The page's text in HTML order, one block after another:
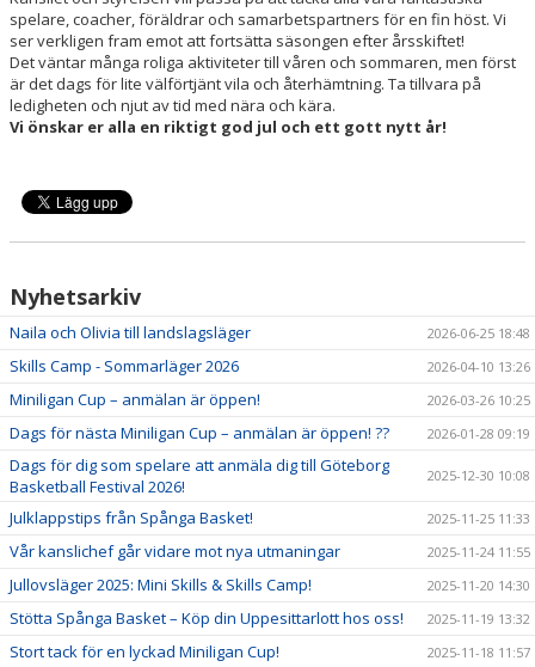
spelare, coacher, föräldrar och samarbetspartners för en fin höst. Vi
ser verkligen fram emot att fortsätta säsongen efter årsskiftet!
Det väntar många roliga aktiviteter till våren och sommaren, men först
är det dags för lite välförtjänt vila och återhämtning. Ta tillvara på
ledigheten och njut av tid med nära och kära.
Vi önskar er alla en riktigt god jul och ett gott nytt år!
Nyhetsarkiv
Naila och Olivia till landslagsläger 2026-06-25 18:48
Skills Camp - Sommarläger 2026 2026-04-10 13:26
Miniligan Cup – anmälan är öppen! 2026-03-26 10:25
Dags för nästa Miniligan Cup – anmälan är öppen! ?? 2026-01-28 09:19
Dags för dig som spelare att anmäla dig till Göteborg
Basketball Festival 2026!
2025-12-30 10:08
Julklappstips från Spånga Basket! 2025-11-25 11:33
Vår kanslichef går vidare mot nya utmaningar 2025-11-24 11:55
Jullovsläger 2025: Mini Skills & Skills Camp! 2025-11-20 14:30
Stötta Spånga Basket – Köp din Uppesittarlott hos oss! 2025-11-19 13:32
Stort tack för en lyckad Miniligan Cup! 2025-11-18 11:57